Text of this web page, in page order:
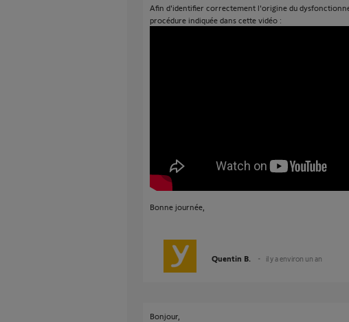
Afin d'identifier correctement l'origine du
procédure indiquée dans cette vidéo :
Bonne journée,
Quentin B. il y a environ un an
Bonjour,